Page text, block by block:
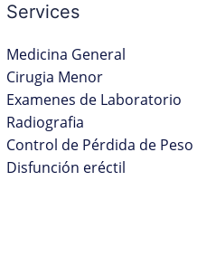
Services
Medicina General
Cirugia Menor
Examenes de Laboratorio
Radiografia
Control de Pérdida de Peso
Disfunción eréctil